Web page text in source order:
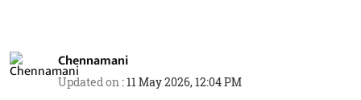
Chennamani
Updated on :11 May 2026, 12:04 PM